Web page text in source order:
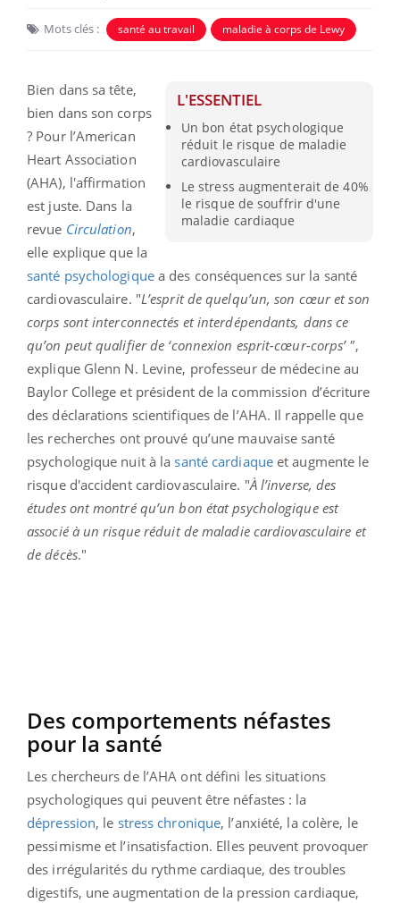
Mots clés : santé au travail maladie à corps de Lewy
L'ESSENTIEL
Un bon état psychologique
réduit le risque de maladie
cardiovasculaire
Le stress augmenterait de 40%
le risque de souffrir d'une
maladie cardiaque
Bien dans sa tête,
bien dans son corps
? Pour l’American
Heart Association
(AHA), l'affirmation
est juste. Dans la
revue Circulation,
elle explique que la
santé psychologiquea des conséquences sur la santé
cardiovasculaire. "L’esprit de quelqu’un, son cœur et son
corps sont interconnectés et interdépendants, dans ce
qu’on peut qualifier de ‘connexion esprit-cœur-corps’ ",
explique Glenn N. Levine, professeur de médecine au
Baylor College et président de la commission d’écriture
des déclarations scientifiques de l’AHA. Il rappelle que
les recherches ont prouvé qu’une mauvaise santé
psychologique nuit à lasanté cardiaqueet augmente le
risque d'accident cardiovasculaire. "À l’inverse, des
études ont montré qu’un bon état psychologique est
associé à un risque réduit de maladie cardiovasculaire et
de décès."
Des comportements néfastes
pour la santé
Les chercheurs de l’AHA ont défini les situations
psychologiques qui peuvent être néfastes : la
dépression, le stress chronique, l’anxiété, la colère, le
pessimisme et l’insatisfaction. Elles peuvent provoquer
des irrégularités du rythme cardiaque, des troubles
digestifs, une augmentation de la pression cardiaque,